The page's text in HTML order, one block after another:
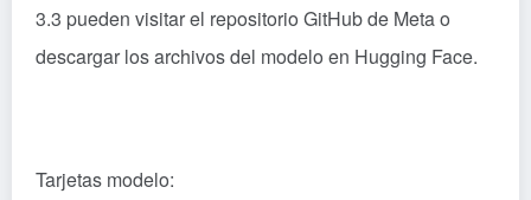
3.3 pueden visitar el repositorio GitHub de Meta o
descargar los archivos del modelo en Hugging Face.
Tarjetas modelo: